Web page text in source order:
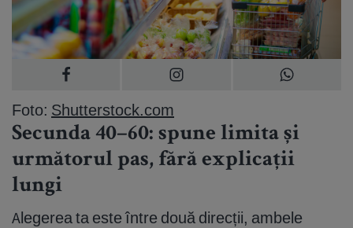
Foto: Shutterstock.com
Secunda 40–60: spune limita și
următorul pas, fără explicații
lungi
Alegerea ta este între două direcții, ambele